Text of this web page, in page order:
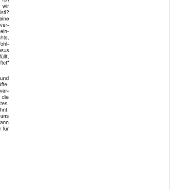
Dufthaus
Gärtnerei
Seminare, Termine
Ehrungen und Mitgliedschaften